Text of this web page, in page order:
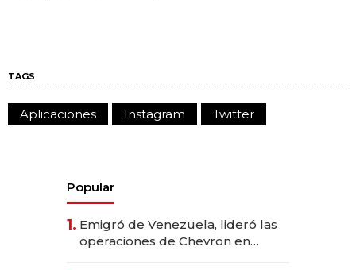
TAGS
Aplicaciones Instagram Twitter
Popular
1. Emigró de Venezuela, lideró las
operaciones de Chevron en